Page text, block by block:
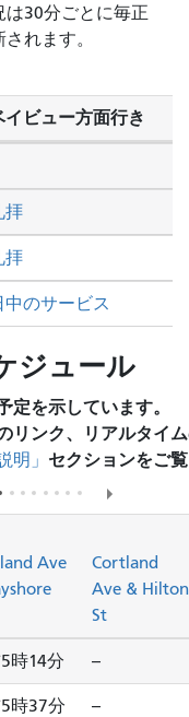
は30分ごとに毎正
れます。
イビュー方面行き
拝
拝
中のサービス
ジュール
を示しています。
リンク、リアルタイ
明」 セクションをご
Ave
Cortland
Ave & Hilton
St
時14分 --
時37分 --